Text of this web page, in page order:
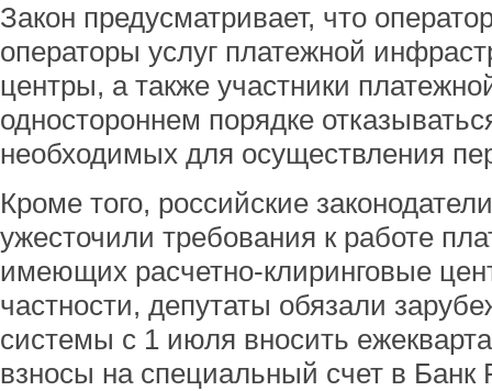
Закон предусматривает, что
операторы услуг платежной
центры, а также участники
одностороннем порядке
необходимых для осуществления
Кроме того, российские
ужесточили требования к работе
имеющих расчетно-клиринговые
частности, депутаты обязали
системы с 1 июля вносить
взносы на специальный счет в Банк